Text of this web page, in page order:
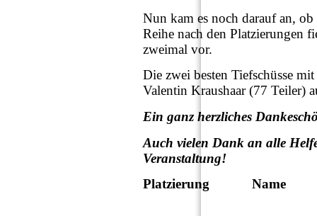
Nun kam es noch darauf an, ob
Reihe nach den Platzierungen
zweimal vor.
Die zwei besten Tiefschüsse
Valentin Kraushaar (77 Teiler)
Ein ganz herzliches
Auch vielen Dank an alle
Veranstaltung!
Platzierung